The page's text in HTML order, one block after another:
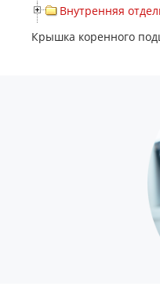
Внутренняя
Крышка коренного